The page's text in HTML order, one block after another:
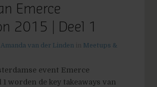
Emerce
2015 | Deel 1
Amanda van der Linden
Meetups &
event Emerce
worden de key takeaways van